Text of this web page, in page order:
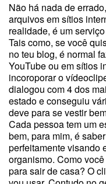
Não há nada de
arquivos em sítios
realidade, é um
Tais como, se você
no teu blog, é normal
YouTube ou em sítios
incoroporar o
dialogou com 4 dos
estado e conseguiu
deve para se vestir
Cada pessoa tem um
bem, para mim, é
perfeitamente visando
organismo. Como
para sair de casa? O